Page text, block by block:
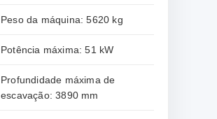
Peso da máquina: 5620 kg
Potência máxima: 51 kW
Profundidade máxima de
escavação: 3890 mm